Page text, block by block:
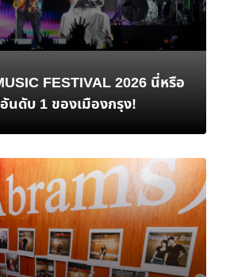
FESTIVAL 2026 นี่หรือ
นดับ 1 ของเมืองกรุง!